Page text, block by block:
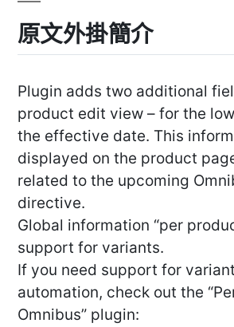
原文外掛簡介
Plugin adds two additional
product edit view – for the
the effective date. This
displayed on the product
related to the upcoming
directive.
Global information “per
support for variants.
If you need support for
automation, check out the
Omnibus” plugin: